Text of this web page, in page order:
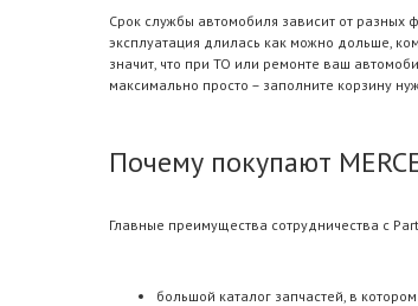
Срок службы автомобиля зависит от разных
эксплуатация длилась как можно дольше,
значит, что при ТО или ремонте ваш
максимально просто – заполните корзину
Почему покупают
Главные преимущества сотрудничества с
большой каталог запчастей, в